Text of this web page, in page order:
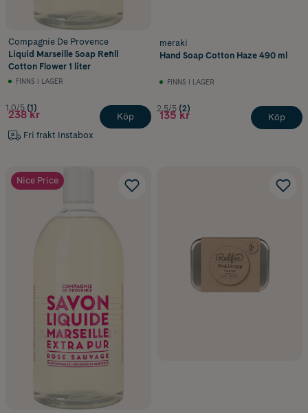
Compagnie De Provence
Liquid Marseille Soap Refill
Cotton Flower 1 liter
FINNS I LAGER
1.0/5 (1)
238 kr
Fri frakt Instabox
Köp
meraki
Hand Soap Cotton Haze 490 ml
FINNS I LAGER
2.5/5 (2)
135 kr Köp
Nice Price